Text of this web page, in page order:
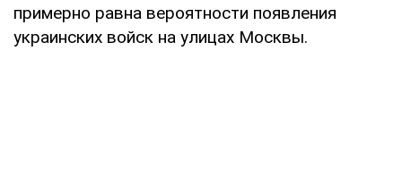
примерно равна вероятности появления
украинских войск на улицах Москвы.